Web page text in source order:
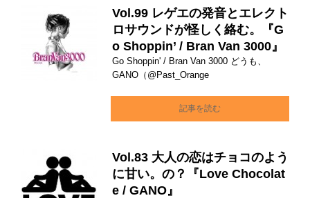
Vol.99 レゲエの発音とエレクト
ロサウンドが怪しく絡む。『G
o Shoppin’ / Bran Van 3000』
Go Shoppin' / Bran Van 3000 どうも、
GANO（@Past_Orange
記事を読む
Vol.83 大人の恋はチョコのよう
に甘い。の？『Love Chocolat
e / GANO』